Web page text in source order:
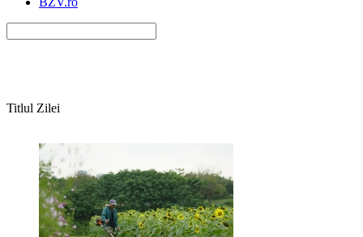
Titlul Zilei